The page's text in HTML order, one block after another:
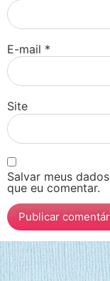
E-mail *
Site
Salvar meus
que eu comentar.